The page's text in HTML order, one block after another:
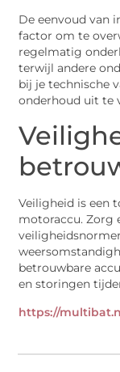
De eenvoud van
factor om te
regelmatig
terwijl andere
bij je technische
onderhoud uit te
Veiligheid is een
motoraccu. Zorg
betrouwbare
en storingen
https://